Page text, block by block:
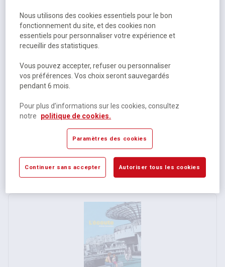
Xavier Coste, Xavier Coste, ...
Il déserte
28,44 €HT
30,00 €
Nous utilisons des cookies essentiels pour le bon
fonctionnement du site, et des cookies non
essentiels pour personnaliser votre expérience et
recueillir des statistiques.
Vous pouvez accepter, refuser ou personnaliser
vos préférences. Vos choix seront sauvegardés
pendant 6 mois.
Pour plus d’informations sur les cookies, consultez
notre
politique de cookies.
Paramètres des cookies
Continuer sans accepter Autoriser tous les cookies